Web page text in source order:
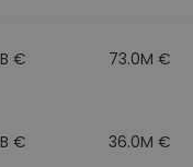
€ 73.0M €
€ 36.0M €